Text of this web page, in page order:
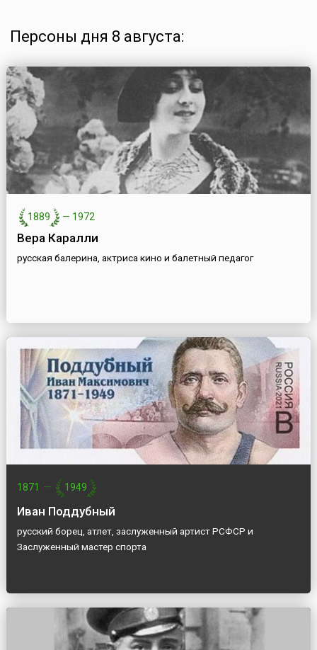
Персоны дня 8 августа:
1889 — 1972
Вера Каралли
русская балерина, актриса кино и балетный педагог
1871 — 1949
Иван Поддубный
русский борец, атлет, заслуженный артист РСФСР и
Заслуженный мастер спорта